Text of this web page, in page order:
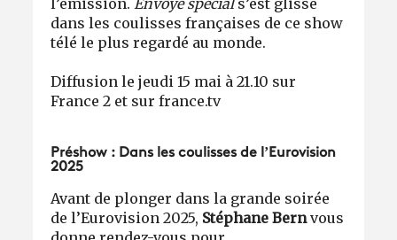
dans les coulisses françaises de ce show
télé le plus regardé au monde.
Diffusion le jeudi 15 mai à 21.10 sur
France 2 et sur france.tv
Préshow : Dans les coulisses de l’Eurovision
2025
Avant de plonger dans la grande soirée
de l’Eurovision 2025, Stéphane Bernvous